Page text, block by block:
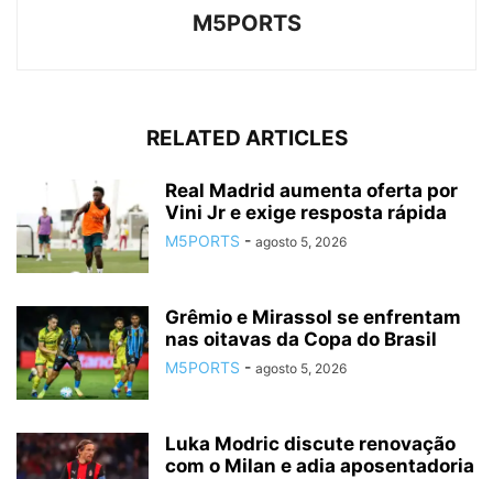
M5PORTS
RELATED ARTICLES
Real Madrid aumenta oferta por
Vini Jr e exige resposta rápida
M5PORTS - agosto 5, 2026
Grêmio e Mirassol se enfrentam
nas oitavas da Copa do Brasil
M5PORTS - agosto 5, 2026
Luka Modric discute renovação
com o Milan e adia aposentadoria